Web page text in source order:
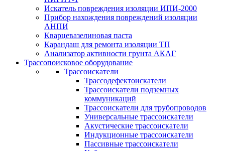
Искатель повреждения изоляции ИПИ-2000
Прибор нахождения повреждений изоляции
АНПИ
Кварцевазелиновая паста
Карандаш для ремонта изоляции ТП
Анализатор активности грунта АКАГ
Трассопоисковое оборудование
Трассоискатели
Трассодефектоискатели
Трассоискатели подземных
коммуникаций
Трассоискатели для трубопроводов
Универсальные трассоискатели
Акустические трассоискатели
Индукционные трассоискатели
Пассивные трассоискатели